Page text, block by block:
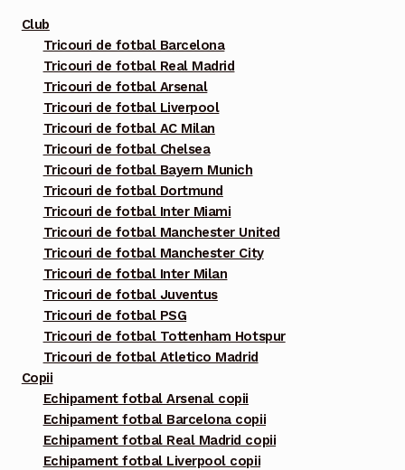
Club
Tricouri de fotbal Barcelona
Tricouri de fotbal Real Madrid
Tricouri de fotbal Arsenal
Tricouri de fotbal Liverpool
Tricouri de fotbal AC Milan
Tricouri de fotbal Chelsea
Tricouri de fotbal Bayern Munich
Tricouri de fotbal Dortmund
Tricouri de fotbal Inter Miami
Tricouri de fotbal Manchester United
Tricouri de fotbal Manchester City
Tricouri de fotbal Inter Milan
Tricouri de fotbal Juventus
Tricouri de fotbal PSG
Tricouri de fotbal Tottenham Hotspur
Tricouri de fotbal Atletico Madrid
Copii
Echipament fotbal Arsenal copii
Echipament fotbal Barcelona copii
Echipament fotbal Real Madrid copii
Echipament fotbal Liverpool copii